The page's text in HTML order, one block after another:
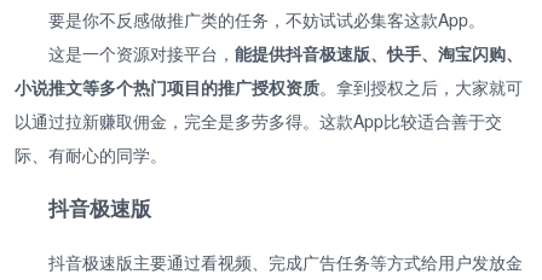
要是你不反感做推广类的任务，不妨试试必集客这款App。
这是一个资源对接平台， 能提供抖音极速版、快手、淘宝闪购、
小说推文等多个热门项目的推广授权资质。拿到授权之后，大家就可
以通过拉新赚取佣金，完全是多劳多得。这款App比较适合善于交
际、有耐心的同学。
抖音极速版
抖音极速版主要通过看视频、完成广告任务等方式给用户发放金